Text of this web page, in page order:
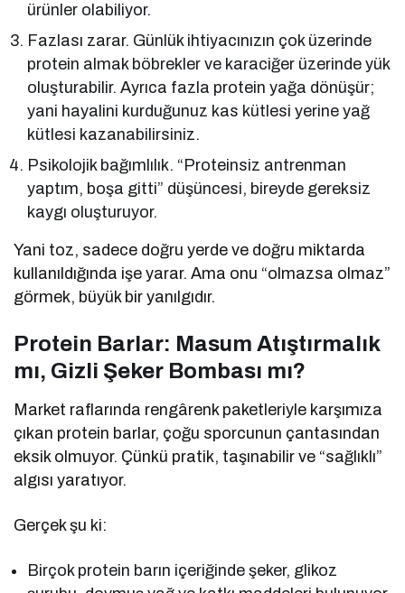
ürünler olabiliyor.
Fazlası zarar. Günlük ihtiyacınızın çok üzerinde
protein almak böbrekler ve karaciğer üzerinde yük
oluşturabilir. Ayrıca fazla protein yağa dönüşür;
yani hayalini kurduğunuz kas kütlesi yerine yağ
kütlesi kazanabilirsiniz.
Psikolojik bağımlılık. “Proteinsiz antrenman
yaptım, boşa gitti” düşüncesi, bireyde gereksiz
kaygı oluşturuyor.
Yani toz, sadece doğru yerde ve doğru miktarda
kullanıldığında işe yarar. Ama onu “olmazsa olmaz”
görmek, büyük bir yanılgıdır.
Protein Barlar: Masum Atıştırmalık
mı, Gizli Şeker Bombası mı?
Market raflarında rengârenk paketleriyle karşımıza
çıkan protein barlar, çoğu sporcunun çantasından
eksik olmuyor. Çünkü pratik, taşınabilir ve “sağlıklı”
algısı yaratıyor.
Gerçek şu ki:
Birçok protein barın içeriğinde şeker, glikoz